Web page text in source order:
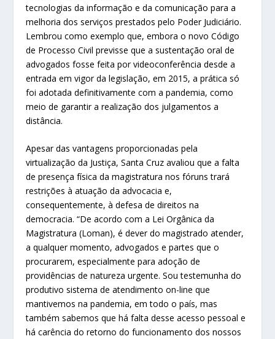
tecnologias da informação e da comunicação para a
melhoria dos serviços prestados pelo Poder Judiciário.
Lembrou como exemplo que, embora o novo Código
de Processo Civil previsse que a sustentação oral de
advogados fosse feita por videoconferência desde a
entrada em vigor da legislação, em 2015, a prática só
foi adotada definitivamente com a pandemia, como
meio de garantir a realização dos julgamentos a
distância.
Apesar das vantagens proporcionadas pela
virtualização da Justiça, Santa Cruz avaliou que a falta
de presença física da magistratura nos fóruns trará
restrições à atuação da advocacia e,
consequentemente, à defesa de direitos na
democracia. “De acordo com a Lei Orgânica da
Magistratura (Loman), é dever do magistrado atender,
a qualquer momento, advogados e partes que o
procurarem, especialmente para adoção de
providências de natureza urgente. Sou testemunha do
produtivo sistema de atendimento on-line que
mantivemos na pandemia, em todo o país, mas
também sabemos que há falta desse acesso pessoal e
há carência do retorno do funcionamento dos nossos